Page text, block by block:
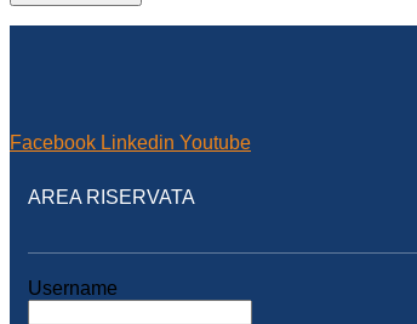
Facebook Linkedin Youtube
AREA RISERVATA
Username